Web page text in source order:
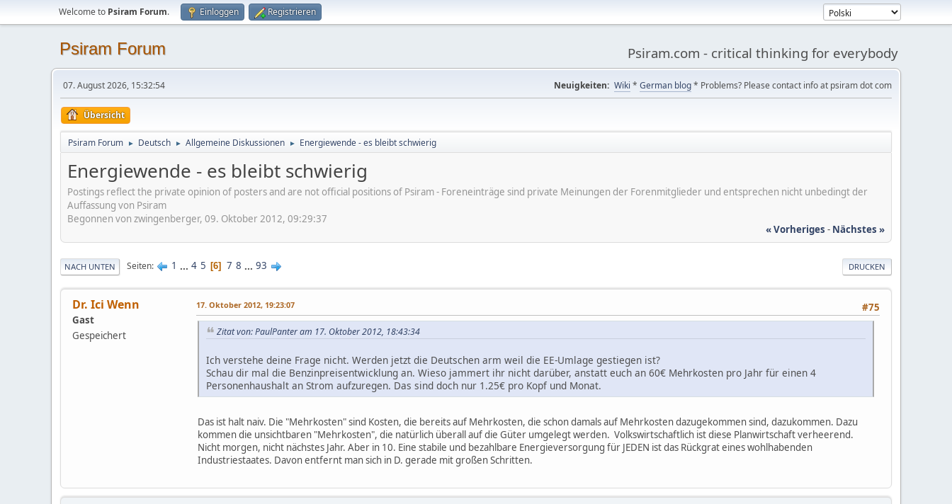
Welcome to Psiram Forum. Einloggen Registrieren
Psiram Forum Psiram.com - critical thinking for everybody
07. August 2026, 15:32:54 Neuigkeiten: Wiki * German blog* Problems? Please contact info at psiram dot com
Übersicht
Psiram Forum ► Deutsch ► Allgemeine Diskussionen ► Energiewende - es bleibt schwierig
Energiewende - es bleibt schwierig
Postings reflect the private opinion of posters and are not official positions of Psiram - Foreneinträge sind private Meinungen der Forenmitglieder und entsprechen nicht unbedingt der
Auffassung von Psiram
Begonnen von zwingenberger, 09. Oktober 2012, 09:29:37
« Vorheriges - Nächstes »
DRUCKEN
NACH UNTEN Seiten 1 ... 4 5 6 7 8 ... 93
Dr. Ici Wenn
Gast
Gespeichert
#75
17. Oktober 2012, 19:23:07
Zitat von: PaulPanter am 17. Oktober 2012, 18:43:34
Ich verstehe deine Frage nicht. Werden jetzt die Deutschen arm weil die EE-Umlage gestiegen ist?
Schau dir mal die Benzinpreisentwicklung an. Wieso jammert ihr nicht darüber, anstatt euch an 60€ Mehrkosten pro Jahr für einen 4
Personenhaushalt an Strom aufzuregen. Das sind doch nur 1.25€ pro Kopf und Monat.
Das ist halt naiv. Die "Mehrkosten" sind Kosten, die bereits auf Mehrkosten, die schon damals auf Mehrkosten dazugekommen sind, dazukommen. Dazu
kommen die unsichtbaren "Mehrkosten", die natürlich überall auf die Güter umgelegt werden. Volkswirtschaftlich ist diese Planwirtschaft verheerend.
Nicht morgen, nicht nächstes Jahr. Aber in 10. Eine stabile und bezahlbare Energieversorgung für JEDEN ist das Rückgrat eines wohlhabenden
Industriestaates. Davon entfernt man sich in D. gerade mit großen Schritten.